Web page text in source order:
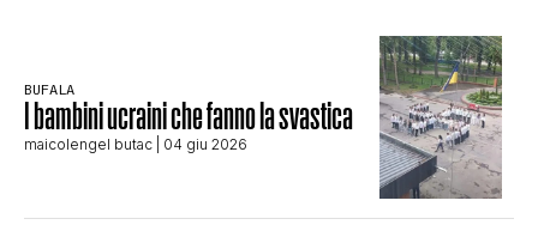
BUFALA
I bambini ucraini che fanno la svastica
maicolengel butac | 04 giu 2026